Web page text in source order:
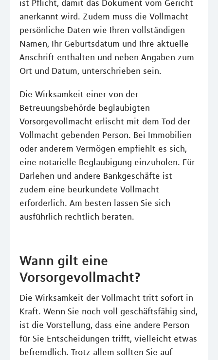
ist Pflicht, damit das Dokument vom Gericht
anerkannt wird. Zudem muss die Vollmacht
persönliche Daten wie Ihren vollständigen
Namen, Ihr Geburtsdatum und Ihre aktuelle
Anschrift enthalten und neben Angaben zum
Ort und Datum, unterschrieben sein.
Die Wirksamkeit einer von der
Betreuungsbehörde beglaubigten
Vorsorgevollmacht erlischt mit dem Tod der
Vollmacht gebenden Person. Bei Immobilien
oder anderem Vermögen empfiehlt es sich,
eine notarielle Beglaubigung einzuholen. Für
Darlehen und andere Bankgeschäfte ist
zudem eine beurkundete Vollmacht
erforderlich. Am besten lassen Sie sich
ausführlich rechtlich beraten.
Wann gilt eine
Vorsorgevollmacht?
Die Wirksamkeit der Vollmacht tritt sofort in
Kraft. Wenn Sie noch voll geschäftsfähig sind,
ist die Vorstellung, dass eine andere Person
für Sie Entscheidungen trifft, vielleicht etwas
befremdlich. Trotz allem sollten Sie auf